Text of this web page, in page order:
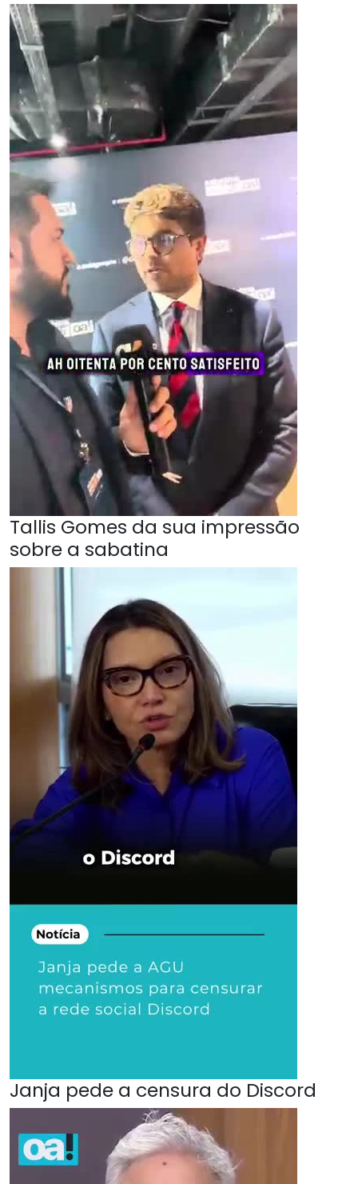
Tallis Gomes da sua impressão
sobre a sabatina
Janja pede a censura do Discord